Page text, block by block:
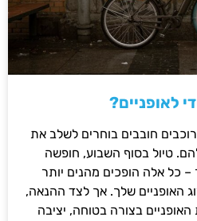
לאופניים?
חובבים בוחרים לשלב את
טיול בסוף השבוע, חופשה
– כל אלה הופכים מהנים יותר
האופניים שלך. אך לצד ההנאה,
בצורה בטוחה, יציבה